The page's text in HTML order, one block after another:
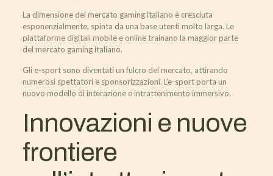
La dimensione del mercato gaming italiano è cresciuta
esponenzialmente, spinta da una base utenti molto larga. Le
piattaforme digitali mobile e online trainano la maggior parte
del mercato gaming italiano.
Gli e-sport sono diventati un fulcro del mercato, attirando
numerosi spettatori e sponsorizzazioni. L’e-sport porta un
nuovo modello di interazione e intrattenimento immersivo.
Innovazioni e nuove
frontiere